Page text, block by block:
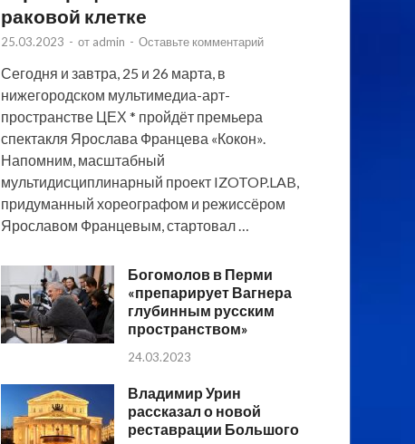
раковой клетке
25.03.2023 - от admin - Оставьте комментарий
Сегодня и завтра, 25 и 26 марта, в
нижегородском мультимедиа-арт-
пространстве ЦЕХ * пройдёт премьера
спектакля Ярослава Францева «Кокон».
Напомним, масштабный
мультидисциплинарный проект IZOTOP.LAB,
придуманный хореографом и режиссёром
Ярославом Францевым, стартовал …
Богомолов в Перми
«препарирует Вагнера
глубинным русским
пространством»
24.03.2023
Владимир Урин
рассказал о новой
реставрации Большого